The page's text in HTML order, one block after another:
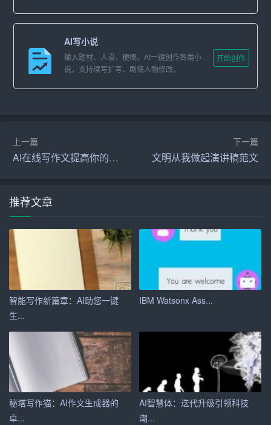
百度AI写作助手具有智能语法纠错、句子优化等功能。用
户只需将文章初稿导入助手，它就能自动识别出文中的错
误和不足，并提出修改建议。这有助于提高文章的质量，
4. 数据分析
百度AI写作助手还能对文章的阅读量、点赞量、分享量等
细报告。根据这些数据，用户可以调整自己的写作策略，
提升文章的吸引力。
二、百度AI写作助手的实际应用
1. 提高个人写作效率
对于个人创作者来说，百度AI写作助手无疑是一款提高写
作效率的利器。它可以帮助他们在短时间内完成高质量的
文章，从而有更多的时间和精力投入到其他工作中。
2. 助力企业品牌传播
对于企业来说，百度AI写作助手可以帮助他们快速生成各
类宣传稿件，提高品牌曝光度。同时，通过对文章数据进
行分析，企业可以更好地了解用户需求，调整营销策略。
AI写小说
输入题材、人设、梗概，AI一键创作各类小
说，支持续写扩写、剧情人物修改。
开始创作
上一篇
AI在线写作文提高你的写作效率
下一篇
文明从我做起演讲稿范文
推荐文章
智能写作新篇章：AI助您一键
生...
IBM Watsonx Ass...
秘塔写作猫：AI作文生成器的
卓...
AI智慧体：迭代升级引领科技
潮...